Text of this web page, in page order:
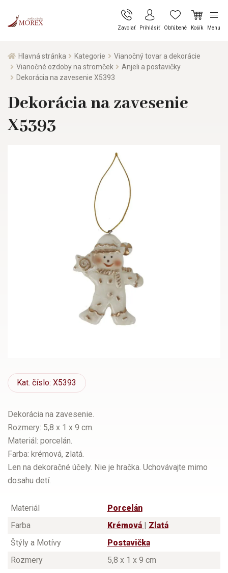
Zavolať Prihlásiť Obľúbené Košík Menu
Hlavná stránka Kategorie
Vianočný tovar a dekorácie
Vianočné ozdoby na stromček
Anjeli a postavičky
Dekorácia na zavesenie X5393
Dekorácia na zavesenie
X5393
Kat. číslo: X5393
Dekorácia na zavesenie.
Rozmery: 5,8 x 1 x 9 cm.
Materiál: porcelán.
Farba: krémová, zlatá.
Len na dekoračné účely. Nie je hračka. Uchovávajte mimo
dosahu detí.
Materiál
Porcelán
Farba
Krémová
Zlatá
Štýly a Motívy
Postavička
Rozmery
5,8 x 1 x 9 cm